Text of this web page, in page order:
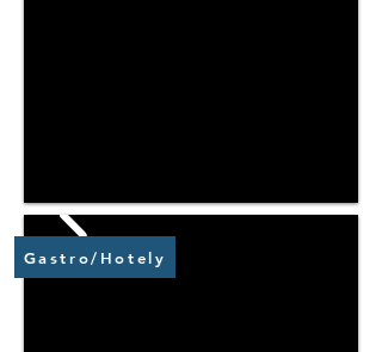
Gastro/Hotely